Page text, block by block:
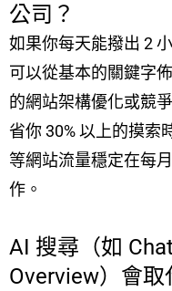
公司？
如果你每天能撥出 2
可以從基本的關鍵字
的網站架構優化或競
省你 30% 以上的摸索
等網站流量穩定在每
作。
AI 搜尋（如
Overview）會取